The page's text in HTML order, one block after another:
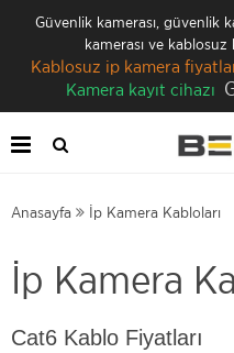
Güvenlik kamerası, güvenlik
kamerası ve kablosuz
Kablosuz ip kamera
Kamera kayıt cihazı
Anasayfa İp Kamera Kabloları
İp Kamera
Cat6 Kablo Fiyatları